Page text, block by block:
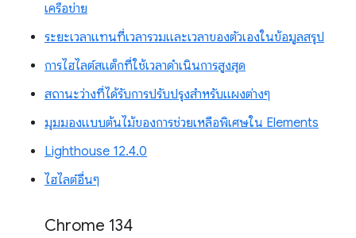
เครือข่าย
ระยะเวลาแทนที่เวลารวมและเวลาของตัวเองในข้อมูลสรุป
การไฮไลต์สแต็กที่ใช้เวลาดำเนินการสูงสุด
สถานะว่างที่ได้รับการปรับปรุงสำหรับแผงต่างๆ
มุมมองแบบต้นไม้ของการช่วยเหลือพิเศษใน Elements
Lighthouse 12.4.0
ไฮไลต์อื่นๆ
Chrome 134